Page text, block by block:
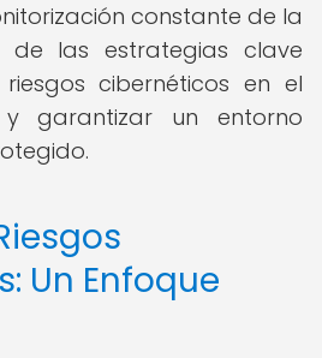
constante de la
de las estrategias clave
cibernéticos en el
garantizar un entorno
Un Enfoque